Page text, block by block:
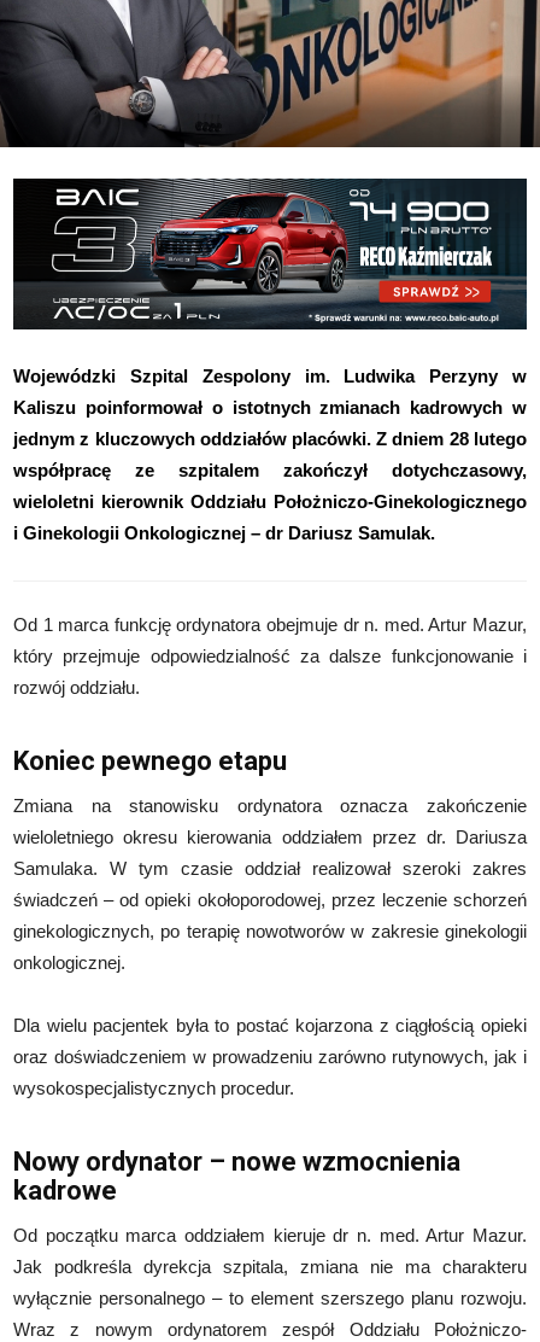
Wojewódzki Szpital Zespolony im. Ludwika Perzyny w
Kaliszu poinformował o istotnych zmianach kadrowych w
jednym z kluczowych oddziałów placówki. Z dniem 28 lutego
współpracę ze szpitalem zakończył dotychczasowy,
wieloletni kierownik Oddziału Położniczo-Ginekologicznego
i Ginekologii Onkologicznej – dr Dariusz Samulak.
Od 1 marca funkcję ordynatora obejmuje dr n. med. Artur Mazur,
który przejmuje odpowiedzialność za dalsze funkcjonowanie i
rozwój oddziału.
Koniec pewnego etapu
Zmiana na stanowisku ordynatora oznacza zakończenie
wieloletniego okresu kierowania oddziałem przez dr. Dariusza
Samulaka. W tym czasie oddział realizował szeroki zakres
świadczeń – od opieki okołoporodowej, przez leczenie schorzeń
ginekologicznych, po terapię nowotworów w zakresie ginekologii
onkologicznej.
Dla wielu pacjentek była to postać kojarzona z ciągłością opieki
oraz doświadczeniem w prowadzeniu zarówno rutynowych, jak i
wysokospecjalistycznych procedur.
Nowy ordynator – nowe wzmocnienia
kadrowe
Od początku marca oddziałem kieruje dr n. med. Artur Mazur.
Jak podkreśla dyrekcja szpitala, zmiana nie ma charakteru
wyłącznie personalnego – to element szerszego planu rozwoju.
Wraz z nowym ordynatorem zespół Oddziału Położniczo-